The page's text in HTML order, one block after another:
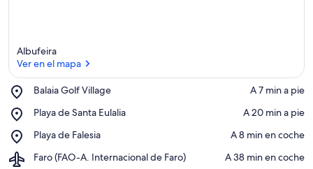
Albufeira
Ver en el mapa
Balaia Golf Village
Place,
Golf
‪A 7 min a pie‬
Playa de Santa Eulalia
Place,
de
Eulalia
‪A 20 min a pie‬
Playa de Falesia
Place,
de
‪A 8 min en coche‬
Faro (FAO-A. Internacional de Faro)
Airport,
‪A 38 min en coche‬